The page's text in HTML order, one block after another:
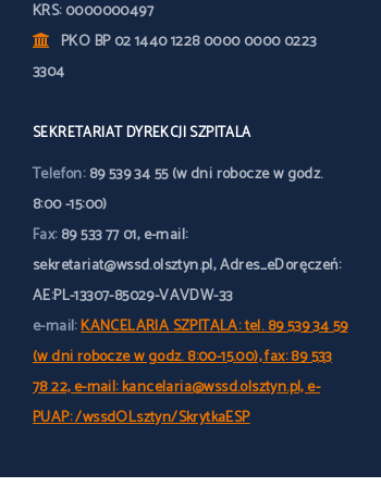
KRS: 0000000497
PKO BP 02 1440 1228 0000 0000 0223
3304
SEKRETARIAT DYREKCJI SZPITALA
Telefon:89 539 34 55 (w dni robocze w godz.
8:00 -15:00)
Fax:89 533 77 01, e-mail:
sekretariat@wssd.olsztyn.pl, Adres_eDoręczeń:
AE:PL-13307-85029-VAVDW-33
e-mail:KANCELARIA SZPITALA: tel. 89 539 34 59
(w dni robocze w godz. 8:00-15.00), fax: 89 533
78 22, e-mail: kancelaria@wssd.olsztyn.pl, e-
PUAP: /wssdOLsztyn/SkrytkaESP